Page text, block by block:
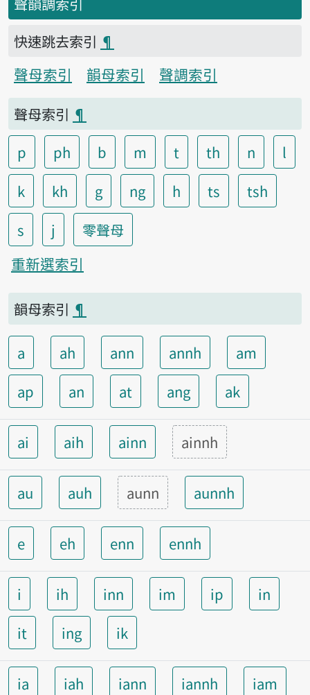
快速跳去索引 ¶
聲母索引
韻母索引
聲調索引
聲母索引 ¶
p
ph b m t th n
l
k
kh g ng h ts
tsh
s
j
零聲母
重新選索引
韻母索引 ¶
a ah ann annh
am
ap
an at ang ak
ai aih ainn ainnh
au auh aunn aunnh
e eh enn ennh
i ih inn im ip
in
it
ing ik
ia iah iann iannh
iam